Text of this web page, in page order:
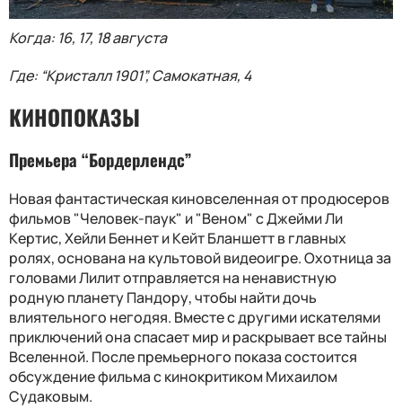
Когда: 16, 17, 18 августа
Где: “Кристалл 1901”, Самокатная, 4
КИНОПОКАЗЫ
Премьера “Бордерлендс”
Новая фантастическая киновселенная от продюсеров
фильмов "Человек-паук" и "Веном" с Джейми Ли
Кертис, Хейли Беннет и Кейт Бланшетт в главных
ролях, основана на культовой видеоигре. Охотница за
головами Лилит отправляется на ненавистную
родную планету Пандору, чтобы найти дочь
влиятельного негодяя. Вместе с другими искателями
приключений она спасает мир и раскрывает все тайны
Вселенной. После премьерного показа состоится
обсуждение фильма с кинокритиком Михаилом
Судаковым.